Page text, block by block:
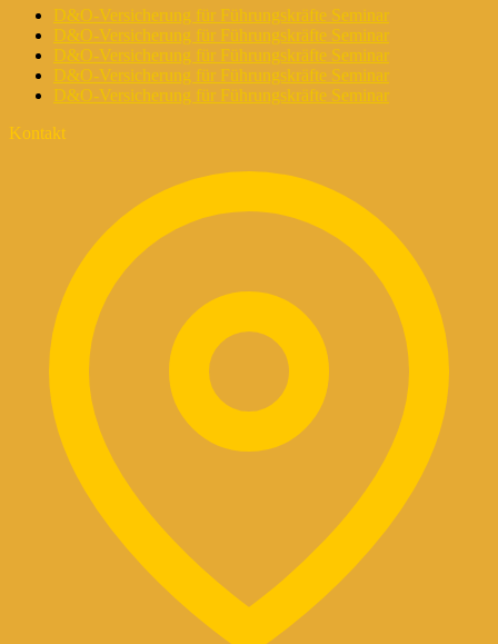
D&O-Versicherung für Führungskräfte Seminar
D&O-Versicherung für Führungskräfte Seminar
D&O-Versicherung für Führungskräfte Seminar
D&O-Versicherung für Führungskräfte Seminar
D&O-Versicherung für Führungskräfte Seminar
Kontakt